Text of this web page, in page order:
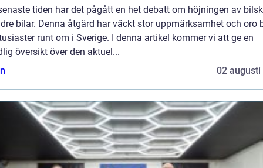
tiden har det pågått en het debatt om höjningen av
bilar. Denna åtgärd har väckt stor uppmärksamhet och oro
runt om i Sverige. I denna artikel kommer vi att ge en
översikt över den aktuel...
02 augusti